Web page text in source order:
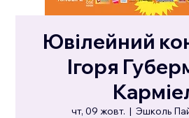
Ювілейний
Ігоря
чт, 09 жовт.
  |
Эшколь